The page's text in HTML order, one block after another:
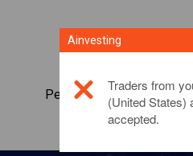
Per maggiori
investimento,
Ainvesting
Traders from
(United States)
accepted.